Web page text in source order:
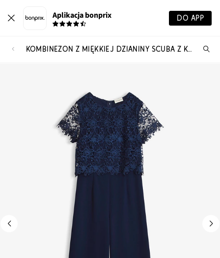
Aplikacja bonprix DO APP
KOMBINEZON Z MIĘKKIEJ DZIANINY SCUBA Z KORONKĄ